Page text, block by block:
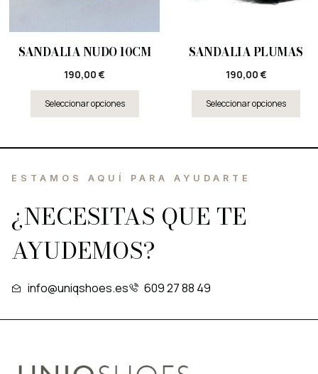
SANDALIA NUDO 10CM
190,00€
Seleccionar opciones
SANDALIA PLUMAS
190,00 €
Seleccionar opciones
ESTAMOS AQUÍ PARA AYUDARTE
¿NECESITAS QUE TE
AYUDEMOS?
info@uniqshoes.es 609 27 88 49